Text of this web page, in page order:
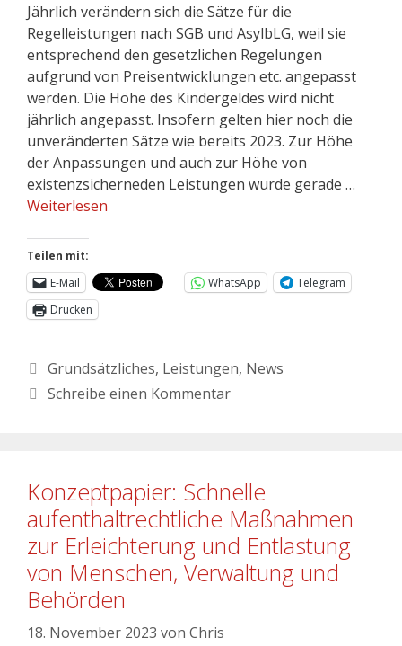
Jährlich verändern sich die Sätze für die
Regelleistungen nach SGB und AsylbLG, weil sie
entsprechend den gesetzlichen Regelungen
aufgrund von Preisentwicklungen etc. angepasst
werden. Die Höhe des Kindergeldes wird nicht
jährlich angepasst. Insofern gelten hier noch die
unveränderten Sätze wie bereits 2023. Zur Höhe
der Anpassungen und auch zur Höhe von
existenzsicherneden Leistungen wurde gerade …
Weiterlesen
Teilen mit:
E-Mail
WhatsApp
Telegram
Drucken
Grundsätzliches, Leistungen, News
Schreibe einen Kommentar
Konzeptpapier: Schnelle
aufenthaltrechtliche Maßnahmen
zur Erleichterung und Entlastung
von Menschen, Verwaltung und
Behörden
18. November 2023 von Chris